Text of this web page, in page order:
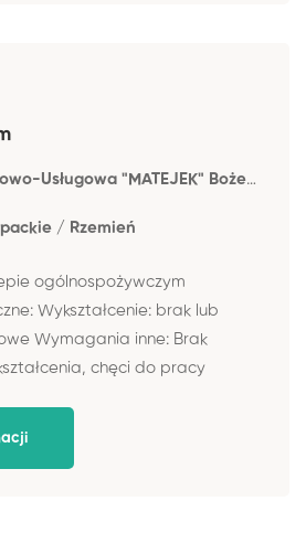
Usługowa "MATEJEK" Bożena Matejek
/ Rzemień
ogólnospożywczym
Wykształcenie: brak lub
Wymagania inne: Brak
chęci do pracy